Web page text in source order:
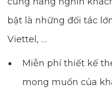
bật là những đối tác
Viettel, …
Miễn phí thiết kế
mong muốn của